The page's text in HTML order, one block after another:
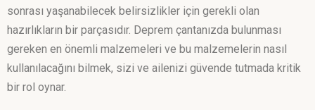
sonrası yaşanabilecek belirsizlikler için gerekli olan
hazırlıkların bir parçasıdır. Deprem çantanızda bulunması
gereken en önemli malzemeleri ve bu malzemelerin nasıl
kullanılacağını bilmek, sizi ve ailenizi güvende tutmada kritik
bir rol oynar.
Okul Deprem Çantası
Toptan Deprem Çantası